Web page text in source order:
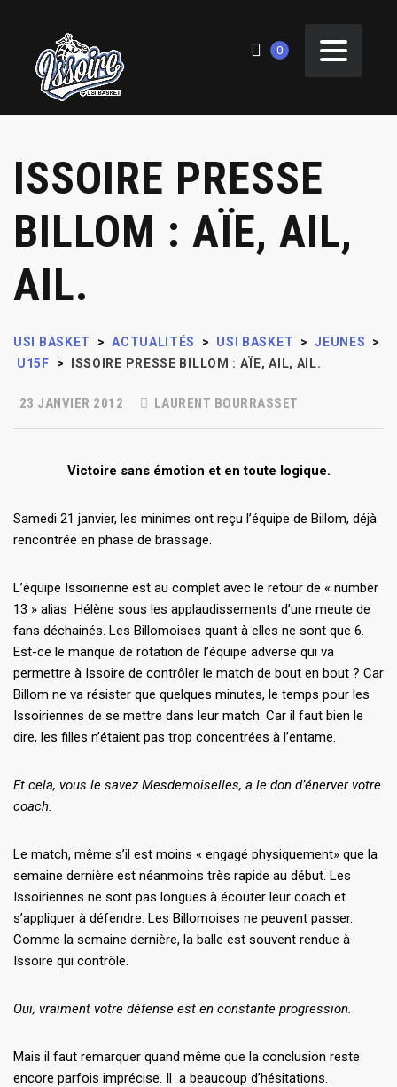
0
ISSOIRE PRESSE
BILLOM : AÏE, AIL,
AIL.
USI BASKET > ACTUALITÉS > USI BASKET > JEUNES
>
U15F
> ISSOIRE PRESSE BILLOM : AÏE, AIL, AIL.
23 JANVIER 2012 LAURENT BOURRASSET
Victoire sans émotion et en toute logique.
Samedi 21 janvier, les minimes ont reçu l’équipe de Billom, déjà
rencontrée en phase de brassage.
L’équipe Issoirienne est au complet avec le retour de « number
13 » alias Hélène sous les applaudissements d’une meute de
fans déchainés. Les Billomoises quant à elles ne sont que 6.
Est-ce le manque de rotation de l’équipe adverse qui va
permettre à Issoire de contrôler le match de bout en bout ? Car
Billom ne va résister que quelques minutes, le temps pour les
Issoiriennes de se mettre dans leur match. Car il faut bien le
dire, les filles n’étaient pas trop concentrées à l’entame.
Et cela, vous le savez Mesdemoiselles, a le don d’énerver votre
coach.
Le match, même s’il est moins « engagé physiquement» que la
semaine dernière est néanmoins très rapide au début. Les
Issoiriennes ne sont pas longues à écouter leur coach et
s’appliquer à défendre. Les Billomoises ne peuvent passer.
Comme la semaine dernière, la balle est souvent rendue à
Issoire qui contrôle.
Oui, vraiment votre défense est en constante progression.
Mais il faut remarquer quand même que la conclusion reste
encore parfois imprécise. Il a beaucoup d’hésitations.